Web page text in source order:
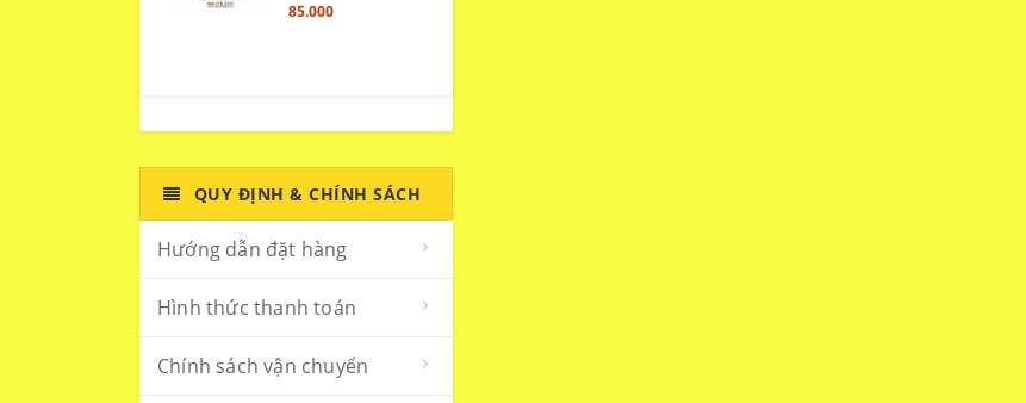
85.000
QUY ĐỊNH & CHÍNH SÁCH
Hướng dẫn đặt hàng
Hình thức thanh toán
Chính sách vận chuyển